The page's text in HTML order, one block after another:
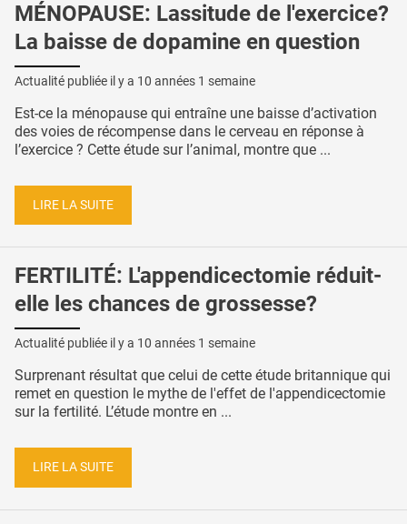
MÉNOPAUSE: Lassitude de l'exercice?
La baisse de dopamine en question
Actualité publiée il y a 10 années 1 semaine
Est-ce la ménopause qui entraîne une baisse d’activation
des voies de récompense dans le cerveau en réponse à
l’exercice ? Cette étude sur l’animal, montre que ...
LIRE LA SUITE
FERTILITÉ: L'appendicectomie réduit-
elle les chances de grossesse?
Actualité publiée il y a 10 années 1 semaine
Surprenant résultat que celui de cette étude britannique qui
remet en question le mythe de l'effet de l'appendicectomie
sur la fertilité. L’étude montre en ...
LIRE LA SUITE